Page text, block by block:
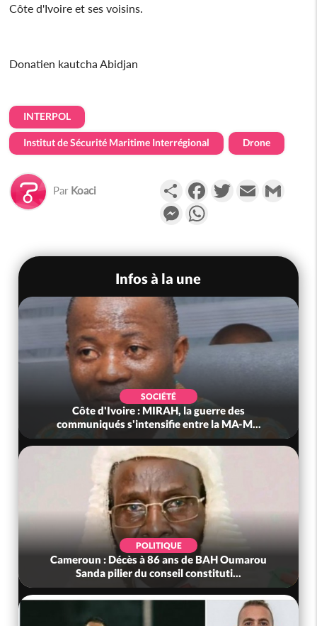
Côte d'Ivoire et ses voisins.
Donatien kautcha Abidjan
INTERPOL
Institut de Sécurité Maritime Interrégional Drone
Par Koaci PartagerFacebookTwitterEmail
Messenger
Infos à la une
SOCIÉTÉ
Côte d'Ivoire : MIRAH, la guerre des
communiqués s'intensifie entre la MA-M...
POLITIQUE
Cameroun : Décès à 86 ans de BAH Oumarou
Sanda pilier du conseil constituti...